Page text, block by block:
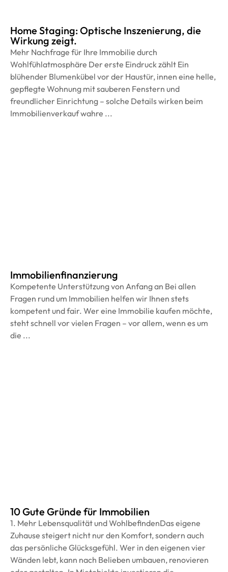
Home Staging: Optische Inszenierung, die
Wirkung zeigt.
Mehr Nachfrage für Ihre Immobilie durch
Wohlfühlatmosphäre Der erste Eindruck zählt Ein
blühender Blumenkübel vor der Haustür, innen eine helle,
gepflegte Wohnung mit sauberen Fenstern und
freundlicher Einrichtung – solche Details wirken beim
Immobilienverkauf wahre ...
Immobilienfinanzierung
Kompetente Unterstützung von Anfang an Bei allen
Fragen rund um Immobilien helfen wir Ihnen stets
kompetent und fair. Wer eine Immobilie kaufen möchte,
steht schnell vor vielen Fragen – vor allem, wenn es um
die ...
10 Gute Gründe für Immobilien
1. Mehr Lebensqualität und WohlbefindenDas eigene
Zuhause steigert nicht nur den Komfort, sondern auch
das persönliche Glücksgefühl. Wer in den eigenen vier
Wänden lebt, kann nach Belieben umbauen, renovieren